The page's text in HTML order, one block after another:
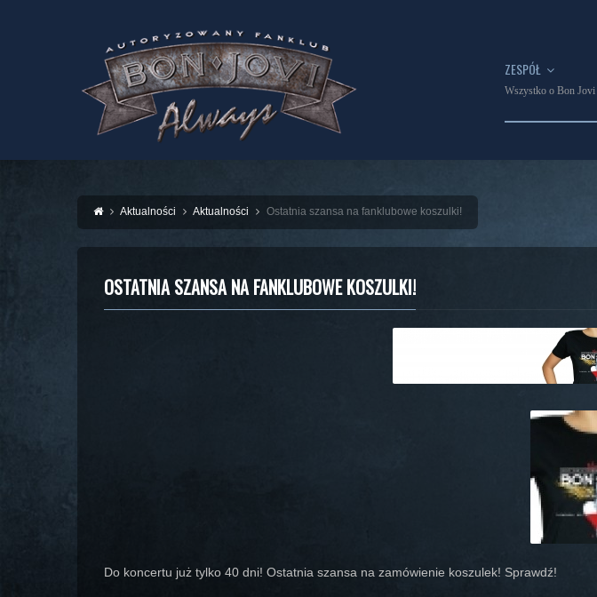
ZESPÓŁ
Wszystko o Bon Jovi
Aktualności Aktualności Ostatnia szansa na fanklubowe koszulki!
OSTATNIA SZANSA NA FANKLUBOWE KOSZULKI!
Do koncertu już tylko 40 dni! Ostatnia szansa na zamówienie koszulek! Sprawdź!